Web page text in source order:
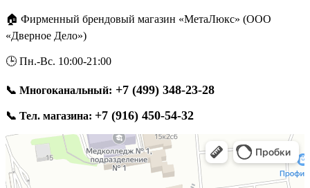
🏠 Фирменный брендовый магазин «МетаЛюкс» (ООО
«Дверное Дело»)
🕒 Пн.-Вс. 10:00-21:00
📞 Многоканальный: +7 (499) 348-23-28
📞 Тел. магазина: +7 (916) 450-54-32